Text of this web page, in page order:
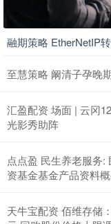
融期策略 EtherNetIP
至慧策略 阚清子孕晚
汇盈配资 场面 | 云冈
光影秀助阵
点点盈 民生养老服务
资基金基金产品资料
天牛宝配资 佰维存储